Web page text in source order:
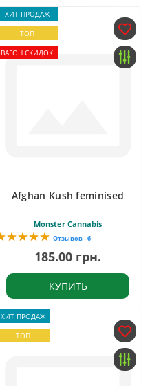
ХИТ ПРОДАЖ
ТОП
ВАГОН СКИДОК
Afghan Kush feminised
Monster Cannabis
Отзывов - 6
185.00 грн.
КУПИТЬ
ХИТ ПРОДАЖ
ТОП